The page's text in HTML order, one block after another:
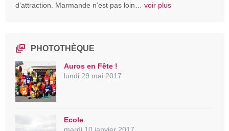
d’attraction. Marmande n’est pas loin… voir plus
PHOTOTHÈQUE
Auros en Fête !
lundi 29 mai 2017
Ecole